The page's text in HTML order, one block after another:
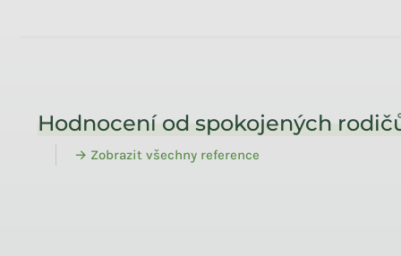
Hodnocení od spokojených
→ Zobrazit všechny reference